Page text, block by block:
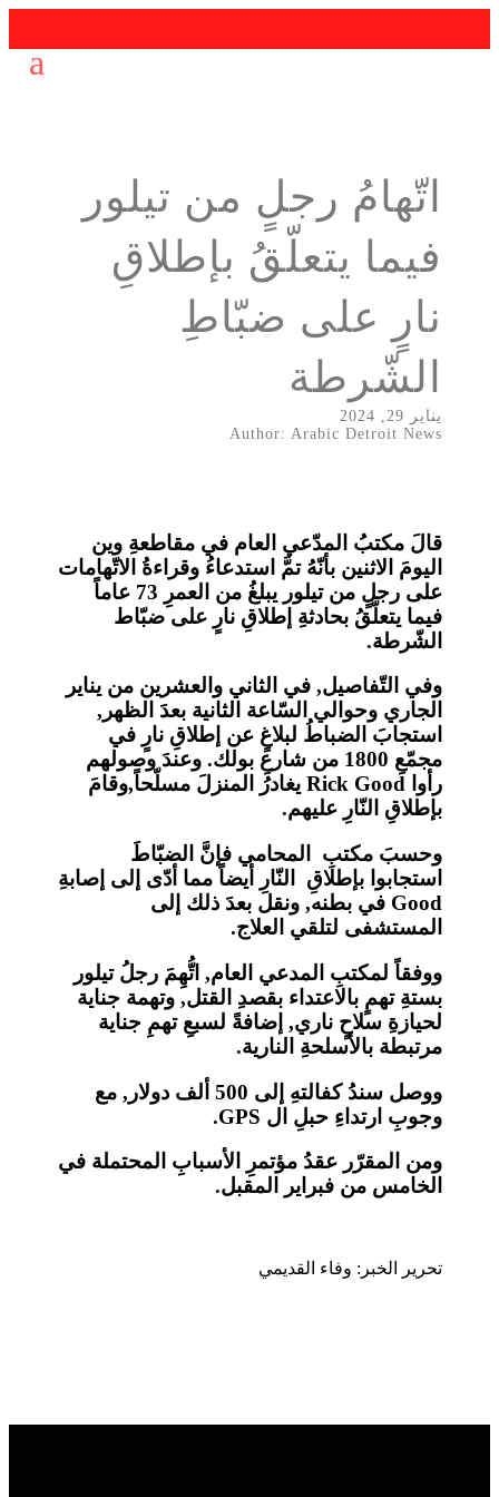
اتّهامُ رجلٍ من تيلور
فيما يتعلّقُ بإطلاقِ
نارٍ على ضبّاطِ
الشّرطة
يناير 29, 2024
Author: Arabic Detroit News
قالَ مكتبُ المدّعي العام في مقاطعةِ وين
اليومَ الاثنين بأنّهُ تمَّ استدعاءُ وقراءةُ الاتّهامات
على رجلٍ من تيلور يبلغُ من العمرِ 73 عاماً
فيما يتعلّقُ بحادثةِ إطلاقِ نارٍ على ضبّاط
الشّرطة.
وفي التّفاصيل, في الثاني والعشرين من يناير
الجاري وحوالي السّاعة الثانية بعدَ الظهر,
استجابَ الضباطُ لبلاغٍ عن إطلاقِ نارٍ في
مجمّعِ 1800 من شارعِ بولك. وعندَ وصولهم
رأوا Rick Good يغادرُ المنزلَ مسلّحاً,وقامَ
بإطلاقِ النّارِ عليهم.
وحسبَ مكتبِ المحامي فإنَّ الضبّاطَ
استجابوا بإطلاقِ النّارِ أيضاً مما أدّى إلى إصابةِ
Good في بطنه, ونقل بعدَ ذلك إلى
المستشفى لتلقي العلاج.
ووفقاً لمكتبِ المدعي العام, اتُّهِمَ رجلُ تيلور
بستةِ تهمٍ بالاعتداء بقصدِ القتل, وتهمة جناية
لحيازةِ سلاحٍ ناري, إضافةً لسبعِ تهمِ جناية
مرتبطة بالأسلحةِ النارية.
ووصل سندُ كفالتهِ إلى 500 ألف دولار, مع
وجوبِ ارتداءِ حبلِ ال GPS.
ومن المقرّر عقدُ مؤتمرِ الأسبابِ المحتملة في
الخامس من فبراير المقبل.
تحرير الخبر: وفاء القديمي